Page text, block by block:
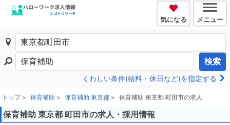
気になる メニュー
検索
くわしい条件(給料・休日など)を指定する
トップ 保育補助 保育補助 東京都 保育補助 東京都 町田市の求人
保育補助 東京都 町田市の求人・採用情報